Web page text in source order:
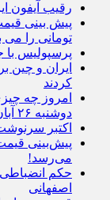
رقیب آیفون ایر با ۶ میلی‌متر ضخامت
تومانی را می
پرسپولیس با
ایران و چین
کردند
امروز چه
دوشنبه ۲۶ آبان ۱۴۰۴
اکتبر
پیش‌بینی
می‌رسد!
حکم انضباطی
اصفهانی